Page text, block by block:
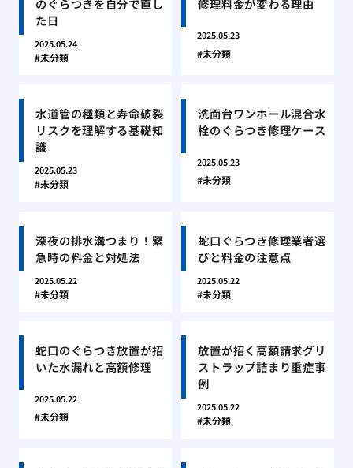
のぐらつきを自分で直し
た日
2025.05.24
未分類
修理料金が変わる理由
2025.05.23
未分類
水道管の種類と寿命破裂
リスクを理解する基礎知
識
2025.05.23
未分類
洗面台ワンホール混合水
栓のぐらつき修理ケース
2025.05.23
未分類
深夜の排水溝つまり！緊
急時の料金と対処法
2025.05.22
未分類
蛇口ぐらつき修理業者選
びと料金の注意点
2025.05.22
未分類
蛇口のぐらつき放置が招
いた水漏れと高額修理
2025.05.22
未分類
放置が招く高額請求グリ
ストラップ詰まり重症事
例
2025.05.22
未分類